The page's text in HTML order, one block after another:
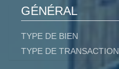
GÉNÉRAL
TYPE DE BIEN
TYPE DE TRANSACTION